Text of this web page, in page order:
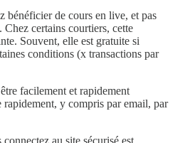
bénéficier de cours en live, et pas
certains courtiers, cette
Souvent, elle est gratuite si
conditions (x transactions par
facilement et rapidement
rapidement, y compris par email, par
au site sécurisé est